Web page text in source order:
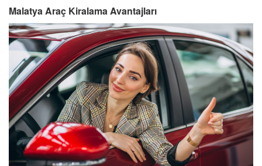
Malatya Araç Kiralama Avantajları